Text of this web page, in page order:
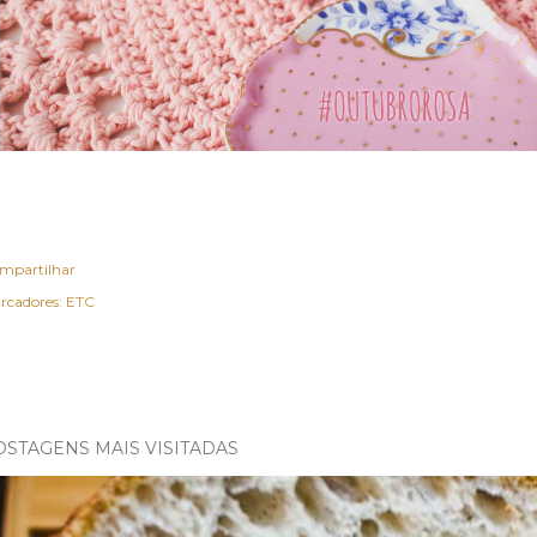
ETC
MAIS VISITADAS